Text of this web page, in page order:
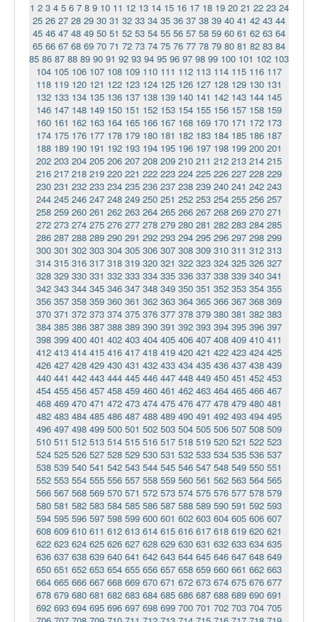
1 2 3 4 5 6 7 8 9 10 11 12 13 14 15 16 17 18 19 20 21 22 23 24
25 26 27 28 29 30 31 32 33 34 35 36 37 38 39 40 41 42 43 44
45 46 47 48 49 50 51 52 53 54 55 56 57 58 59 60 61 62 63 64
65 66 67 68 69 70 71 72 73 74 75 76 77 78 79 80 81 82 83 84
85 86 87 88 89 90 91 92 93 94 95 96 97 98 99 100 101 102 103
104 105 106 107 108 109 110 111 112 113 114 115 116 117
118 119 120 121 122 123 124 125 126 127 128 129 130 131
132 133 134 135 136 137 138 139 140 141 142 143 144 145
146 147 148 149 150 151 152 153 154 155 156 157 158 159
160 161 162 163 164 165 166 167 168 169 170 171 172 173
174 175 176 177 178 179 180 181 182 183 184 185 186 187
188 189 190 191 192 193 194 195 196 197 198 199 200 201
202 203 204 205 206 207 208 209 210 211 212 213 214 215
216 217 218 219 220 221 222 223 224 225 226 227 228 229
230 231 232 233 234 235 236 237 238 239 240 241 242 243
244 245 246 247 248 249 250 251 252 253 254 255 256 257
258 259 260 261 262 263 264 265 266 267 268 269 270 271
272 273 274 275 276 277 278 279 280 281 282 283 284 285
286 287 288 289 290 291 292 293 294 295 296 297 298 299
300 301 302 303 304 305 306 307 308 309 310 311 312 313
314 315 316 317 318 319 320 321 322 323 324 325 326 327
328 329 330 331 332 333 334 335 336 337 338 339 340 341
342 343 344 345 346 347 348 349 350 351 352 353 354 355
356 357 358 359 360 361 362 363 364 365 366 367 368 369
370 371 372 373 374 375 376 377 378 379 380 381 382 383
384 385 386 387 388 389 390 391 392 393 394 395 396 397
398 399 400 401 402 403 404 405 406 407 408 409 410 411
412 413 414 415 416 417 418 419 420 421 422 423 424 425
426 427 428 429 430 431 432 433 434 435 436 437 438 439
440 441 442 443 444 445 446 447 448 449 450 451 452 453
454 455 456 457 458 459 460 461 462 463 464 465 466 467
468 469 470 471 472 473 474 475 476 477 478 479 480 481
482 483 484 485 486 487 488 489 490 491 492 493 494 495
496 497 498 499 500 501 502 503 504 505 506 507 508 509
510 511 512 513 514 515 516 517 518 519 520 521 522 523
524 525 526 527 528 529 530 531 532 533 534 535 536 537
538 539 540 541 542 543 544 545 546 547 548 549 550 551
552 553 554 555 556 557 558 559 560 561 562 563 564 565
566 567 568 569 570 571 572 573 574 575 576 577 578 579
580 581 582 583 584 585 586 587 588 589 590 591 592 593
594 595 596 597 598 599 600 601 602 603 604 605 606 607
608 609 610 611 612 613 614 615 616 617 618 619 620 621
622 623 624 625 626 627 628 629 630 631 632 633 634 635
636 637 638 639 640 641 642 643 644 645 646 647 648 649
650 651 652 653 654 655 656 657 658 659 660 661 662 663
664 665 666 667 668 669 670 671 672 673 674 675 676 677
678 679 680 681 682 683 684 685 686 687 688 689 690 691
692 693 694 695 696 697 698 699 700 701 702 703 704 705